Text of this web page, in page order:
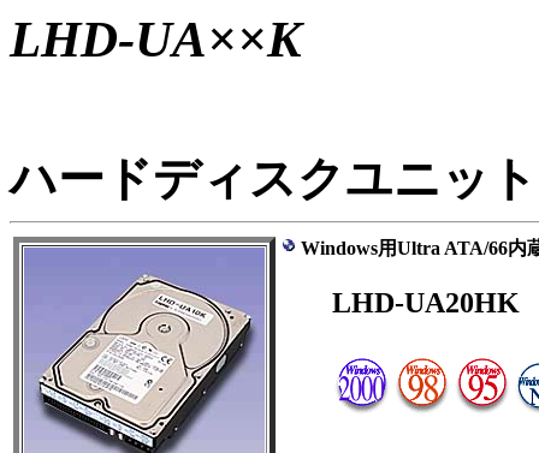
LHD-UA××K
ハードディスクユニッ
Windows用Ultra ATA/66内
LHD-